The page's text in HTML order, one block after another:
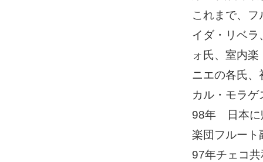
これまで、
イダ・リベ
ォ氏、室内
ニエの各氏、
カル・モラ
98年 日本に
楽団フルート
97年チェコ